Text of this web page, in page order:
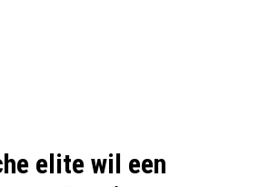
elite wil een